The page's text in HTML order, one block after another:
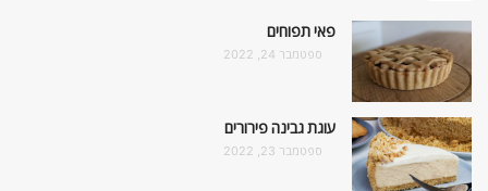
פאי תפוחים
ספטמבר 24, 2022
עוגת גבינה פירורים
ספטמבר 23, 2022